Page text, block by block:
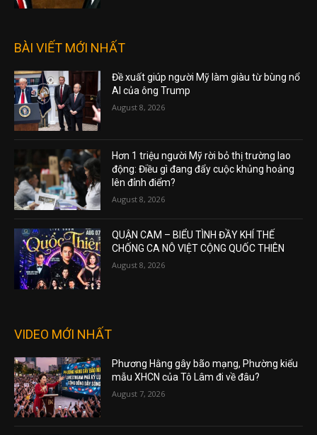
BÀI VIẾT MỚI NHẤT
Đề xuất giúp người Mỹ làm giàu từ bùng nổ
AI của ông Trump
August 8, 2026
Hơn 1 triệu người Mỹ rời bỏ thị trường lao
động: Điều gì đang đẩy cuộc khủng hoảng
lên đỉnh điểm?
August 8, 2026
QUẬN CAM – BIỂU TÌNH ĐẦY KHÍ THẾ
CHỐNG CA NÔ VIỆT CỘNG QUỐC THIÊN
August 8, 2026
VIDEO MỚI NHẤT
Phương Hằng gây bão mạng, Phường kiểu
mẫu XHCN của Tô Lâm đi về đâu?
August 7, 2026